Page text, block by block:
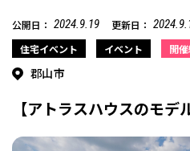
ファッション
公開日： 2024.9.19 更新日：
住宅イベント
イベント 開
郡山市
【アトラスハウスのモ